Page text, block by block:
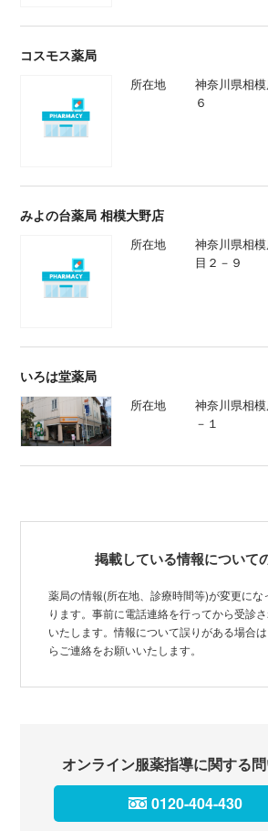
コスモス薬局
所在地
神奈川県相模
６
みよの台薬局 相模大野店
所在地
神奈川県相
目２－９
いろは堂薬局
所在地
神奈川県相
－１
掲載している情報について
薬局の情報(所在地、診療時間等)が変更にな
ります。事前に電話連絡を行ってから受診
いたします。情報について誤りがある場合
らご連絡をお願いいたします。
オンライン服薬指導に関する
0120-404-430